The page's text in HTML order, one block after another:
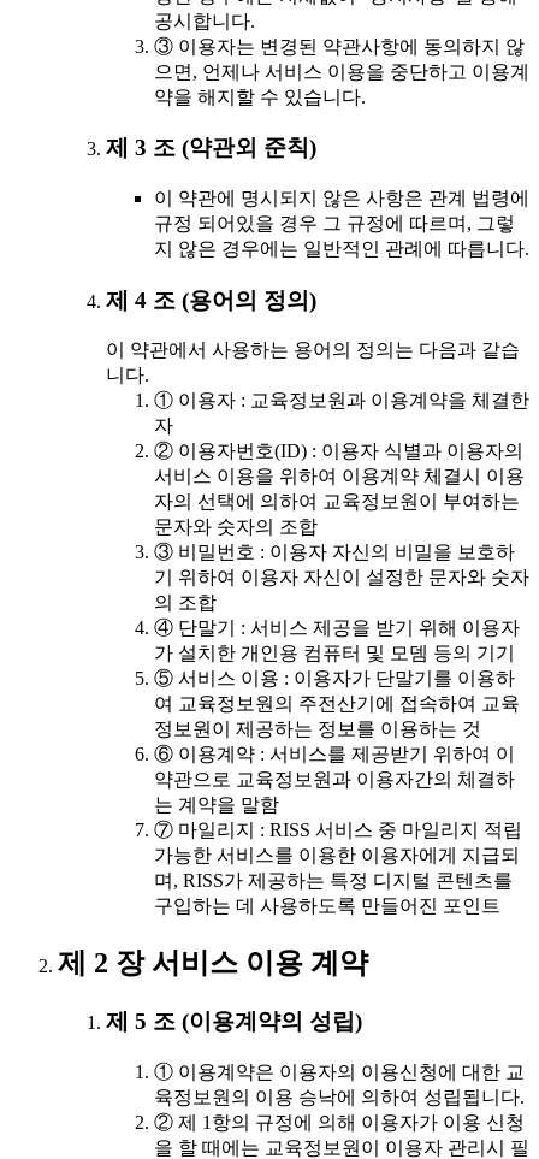
공시합니다.
③ 이용자는 변경된 약관사항에 동의하지 않
으면, 언제나 서비스 이용을 중단하고 이용계
약을 해지할 수 있습니다.
제 3 조 (약관외 준칙)
이 약관에 명시되지 않은 사항은 관계 법령에
규정 되어있을 경우 그 규정에 따르며, 그렇
지 않은 경우에는 일반적인 관례에 따릅니다.
제 4 조 (용어의 정의)
이 약관에서 사용하는 용어의 정의는 다음과 같습
니다.
① 이용자 : 교육정보원과 이용계약을 체결한
자
② 이용자번호(ID) : 이용자 식별과 이용자의
서비스 이용을 위하여 이용계약 체결시 이용
자의 선택에 의하여 교육정보원이 부여하는
문자와 숫자의 조합
③ 비밀번호 : 이용자 자신의 비밀을 보호하
기 위하여 이용자 자신이 설정한 문자와 숫자
의 조합
④ 단말기 : 서비스 제공을 받기 위해 이용자
가 설치한 개인용 컴퓨터 및 모뎀 등의 기기
⑤ 서비스 이용 : 이용자가 단말기를 이용하
여 교육정보원의 주전산기에 접속하여 교육
정보원이 제공하는 정보를 이용하는 것
⑥ 이용계약 : 서비스를 제공받기 위하여 이
약관으로 교육정보원과 이용자간의 체결하
는 계약을 말함
⑦ 마일리지 : RISS 서비스 중 마일리지 적립
가능한 서비스를 이용한 이용자에게 지급되
며, RISS가 제공하는 특정 디지털 콘텐츠를
구입하는 데 사용하도록 만들어진 포인트
제 2 장 서비스 이용 계약
제 5 조 (이용계약의 성립)
① 이용계약은 이용자의 이용신청에 대한 교
육정보원의 이용 승낙에 의하여 성립됩니다.
② 제 1항의 규정에 의해 이용자가 이용 신청
을 할 때에는 교육정보원이 이용자 관리시 필